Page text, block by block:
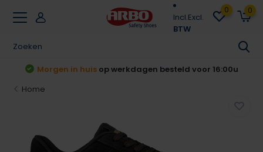
Incl.Excl.
BTW
0 0
Achteraf betalenKlarna & Riverty
Home